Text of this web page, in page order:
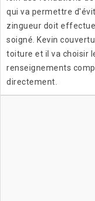
qui va permettre
zingueur doit
soigné. Kevin
toiture et il va choisir
renseignements
directement.